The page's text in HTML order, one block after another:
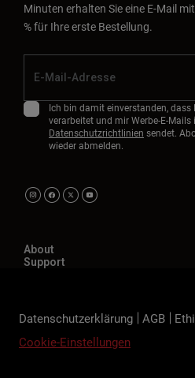
Minuten erhalten Sie eine E-Mail
% für Ihre erste Bestellung.
Ich bin damit einverstanden, dass
verarbeitet und mir Werbe-E-
Datenschutzrichtlinien sendet.
wieder abmelden.
About
Support
Datenschutzerklärung AGB
Cookie-Einstellungen